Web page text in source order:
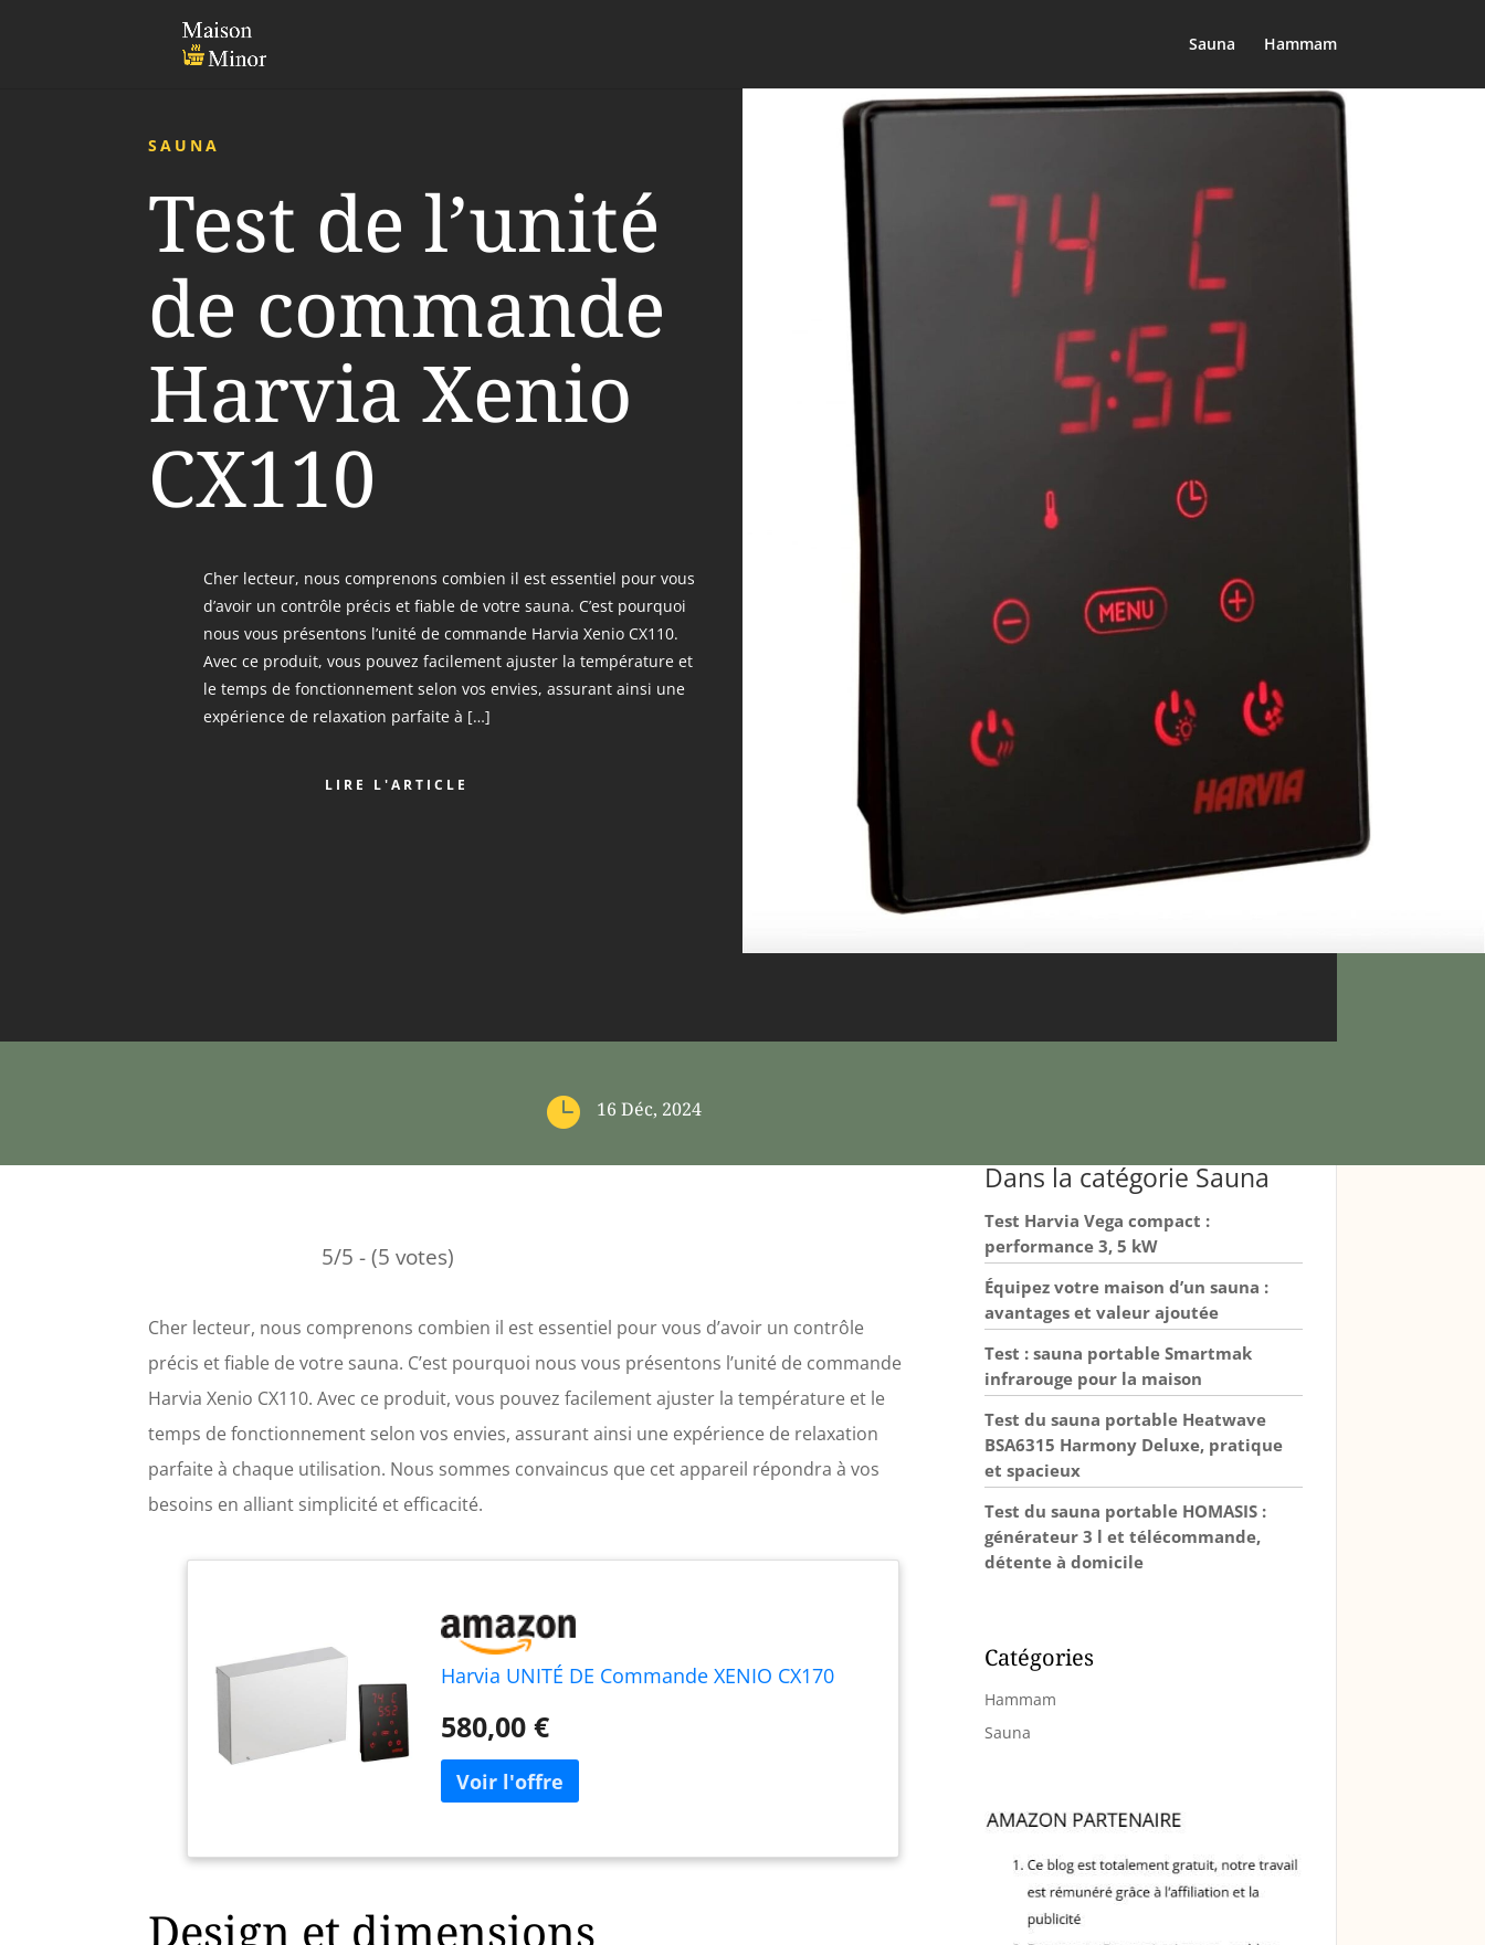
Sauna Hammam
SAUNA
Test de l’unité
de commande
Harvia Xenio
CX110
Cher lecteur, nous comprenons combien il est essentiel pour vous
d’avoir un contrôle précis et fiable de votre sauna. C’est pourquoi
nous vous présentons l’unité de commande Harvia Xenio CX110.
Avec ce produit, vous pouvez facilement ajuster la température et
le temps de fonctionnement selon vos envies, assurant ainsi une
expérience de relaxation parfaite à […]
LIRE L'ARTICLE
 16 Déc, 2024
5/5 - (5 votes)
Cher lecteur, nous comprenons combien il est essentiel pour vous d’avoir un contrôle
précis et fiable de votre sauna. C’est pourquoi nous vous présentons l’unité de commande
Harvia Xenio CX110. Avec ce produit, vous pouvez facilement ajuster la température et le
temps de fonctionnement selon vos envies, assurant ainsi une expérience de relaxation
parfaite à chaque utilisation. Nous sommes convaincus que cet appareil répondra à vos
besoins en alliant simplicité et efficacité.
Harvia UNITÉ DE Commande XENIO CX170
580,00 €
Design et dimensions
Dans la catégorie Sauna
Test Harvia Vega compact :
performance 3, 5 kW
Équipez votre maison d’un sauna :
avantages et valeur ajoutée
Test : sauna portable Smartmak
infrarouge pour la maison
Test du sauna portable Heatwave
BSA6315 Harmony Deluxe, pratique
et spacieux
Test du sauna portable HOMASIS :
générateur 3 l et télécommande,
détente à domicile
Catégories
Hammam
Sauna